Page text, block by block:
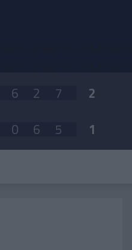
6 2
7
0
6 5
2
1